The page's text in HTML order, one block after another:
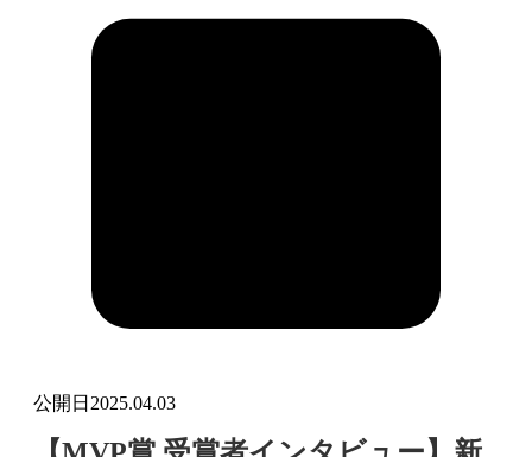
公開日 2025.04.03